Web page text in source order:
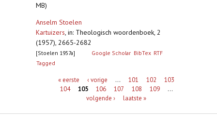
MB)
Anselm Stoelen
Kartuizers, in: Theologisch woordenboek, 2
(1957), 2665-2682
[Stoelen 1957a] Google Scholar BibTex RTF
Tagged
Pagina's« eerste ‹ vorige … 101 102
103
104
105 106 107 108 109
…
volgende ›
laatste »